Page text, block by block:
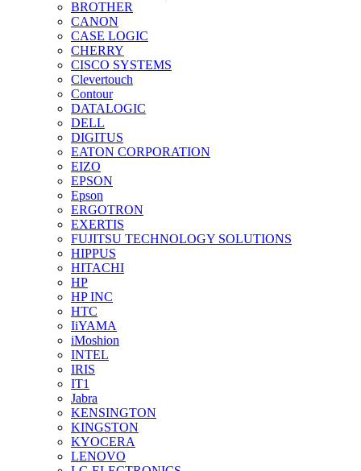
BROTHER
CANON
CASE LOGIC
CHERRY
CISCO SYSTEMS
Clevertouch
Contour
DATALOGIC
DELL
DIGITUS
EATON CORPORATION
EIZO
EPSON
Epson
ERGOTRON
EXERTIS
FUJITSU TECHNOLOGY SOLUTIONS
HIPPUS
HITACHI
HP
HP INC
HTC
IiYAMA
iMoshion
INTEL
IRIS
IT1
Jabra
KENSINGTON
KINGSTON
KYOCERA
LENOVO